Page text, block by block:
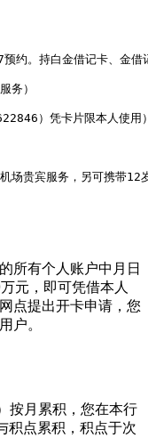
约。持白金借记卡、金
务）
）凭卡片限本人使用
场贵宾服务，另可携带12
所有个人账户中月日
元，即可凭借本人
点提出开卡申请，您
户。
按月累积，您在本行
积点累积，积点于次